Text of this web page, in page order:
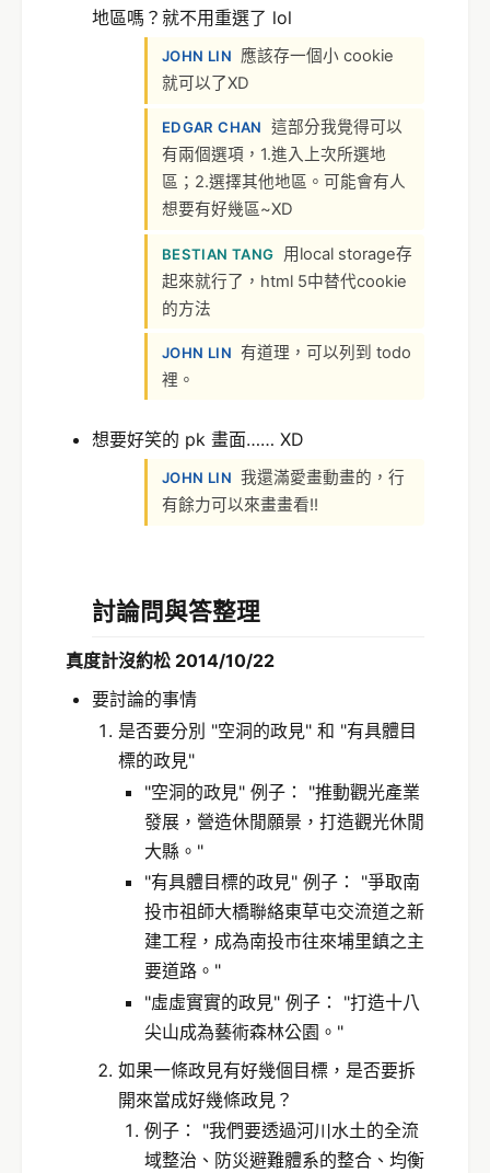
地區嗎？就不用重選了 lol
JOHN LIN
應該存一個小 cookie
就可以了XD
EDGAR CHAN
這部分我覺得可以
有兩個選項，1.進入上次所選地
區；2.選擇其他地區。可能會有人
想要有好幾區~XD
BESTIAN TANG
用local storage存
起來就行了，html 5中替代cookie
的方法
JOHN LIN 有道理，可以列到 todo
裡。
想要好笑的 pk 畫面…… XD
JOHN LIN 我還滿愛畫動畫的，行
有餘力可以來畫畫看!!
討論問與答整理
真度計沒約松 2014/10/22
要討論的事情
是否要分別 "空洞的政見" 和 "有具體目
標的政見"
"空洞的政見" 例子： "推動觀光產業
發展，營造休閒願景，打造觀光休閒
大縣。"
"有具體目標的政見" 例子： "爭取南
投市祖師大橋聯絡東草屯交流道之新
建工程，成為南投市往來埔里鎮之主
要道路。"
"虛虛實實的政見" 例子： "打造十八
尖山成為藝術森林公園。"
如果一條政見有好幾個目標，是否要拆
開來當成好幾條政見？
例子： "我們要透過河川水土的全流
域整治、防災避難體系的整合、均衡